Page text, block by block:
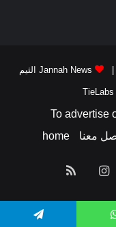
Jannah News الثيم
معنا home
انستقرام
الموقع